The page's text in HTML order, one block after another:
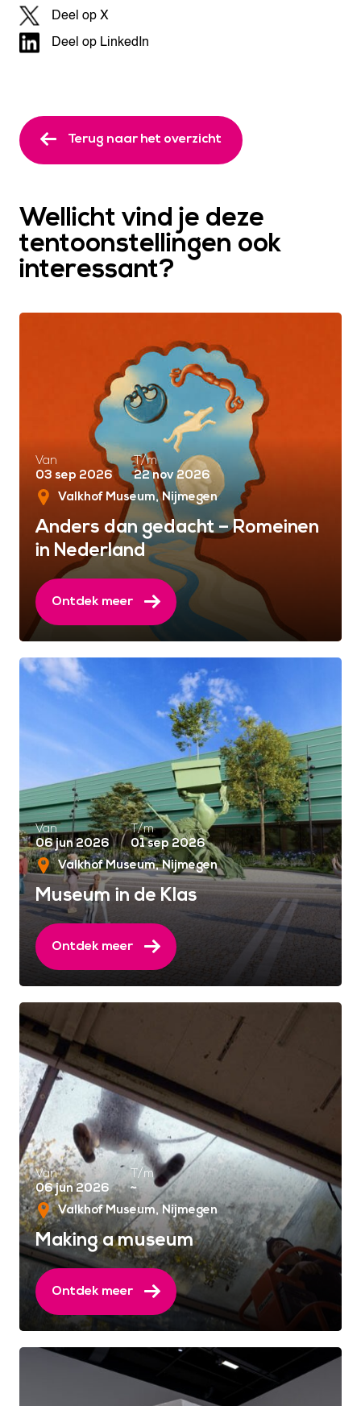
Deel op X
Deel op LinkedIn
Terug naar het overzicht
Wellicht vind je deze
tentoonstellingen ook
interessant?
Van
03 sep 2026
T/m
22 nov 2026
Valkhof Museum Nijmegen
Anders dan gedacht – Romeinen
in Nederland
Ontdek meer
Van
06 jun 2026
T/m
01 sep 2026
Valkhof Museum Nijmegen
Museum in de Klas
Ontdek meer
Van
06 jun 2026
T/m
~
Valkhof Museum Nijmegen
Making a museum
Ontdek meer